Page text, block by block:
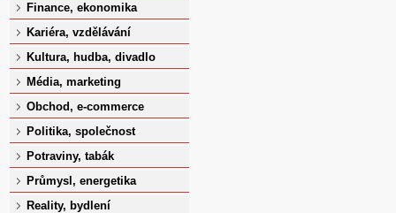
Finance, ekonomika
Kariéra, vzdělávání
Kultura, hudba, divadlo
Média, marketing
Obchod, e-commerce
Politika, společnost
Potraviny, tabák
Průmysl, energetika
Reality, bydlení